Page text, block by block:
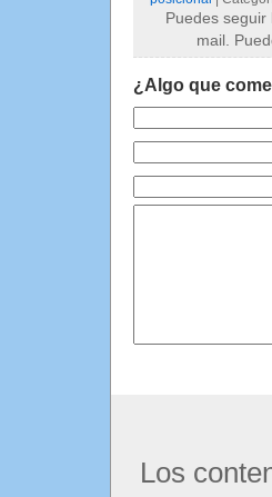
Puedes seguir
mail.
¿Algo que
Los